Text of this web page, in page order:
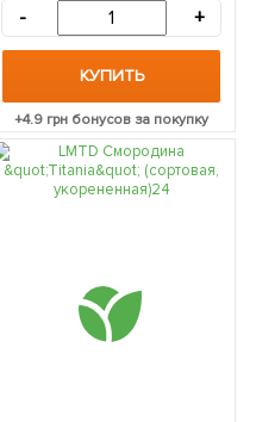
- +
КУПИТЬ
+4.9грн бонусов за покупку